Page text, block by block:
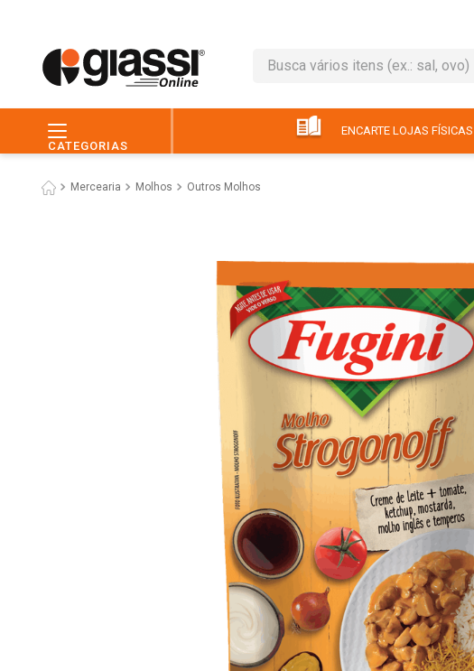
Busca vários itens (ex.: sal, ovo)
CATEGORIAS
ENCARTE LOJAS FÍSICAS
Mercearia Molhos Outros Molhos
leite
6º pão
7º macarrão
º iogurte
ovo
10º arroz